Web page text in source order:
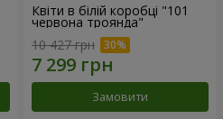
Квіти в білій коробці "101
червона троянда"
10 427 грн
Замовити